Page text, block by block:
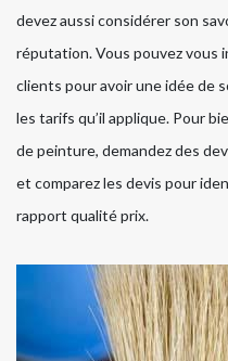
devez aussi considérer son
réputation. Vous pouvez vous
clients pour avoir une idée de
les tarifs qu’il applique. Pour
de peinture, demandez des
et comparez les devis pour
rapport qualité prix.